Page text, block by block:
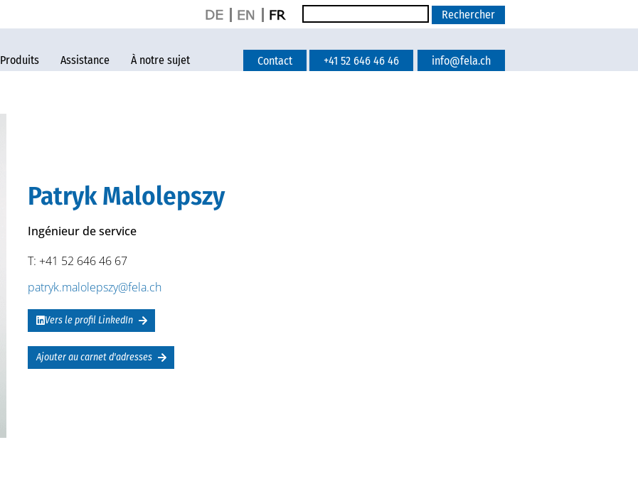
Produits Assistance À notre sujet Contact +41 52 646 46 46 info@fela.ch
Patryk Malolepszy
Ingénieur de service
T: +41 52 646 46 67
patryk.malolepszy@fela.ch
Vers le profil LinkedIn
Ajouter au carnet d'adresses